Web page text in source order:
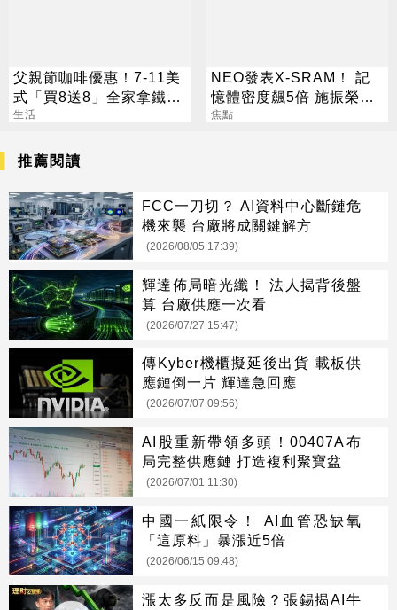
父親節咖啡優惠！7-11美
式「買8送8」全家拿鐵2
杯85元
生活
NEO發表X-SRAM！ 記
憶體密度飆5倍 施振榮：
半導體迎新革命
焦點
推薦閱讀
FCC一刀切？ AI資料中心斷鏈危
機來襲 台廠將成關鍵解方
(2026/08/05 17:39)
輝達佈局暗光纖！ 法人揭背後盤
算 台廠供應一次看
(2026/07/27 15:47)
傳Kyber機櫃擬延後出貨 載板供
應鏈倒一片 輝達急回應
(2026/07/07 09:56)
AI股重新帶領多頭！00407A布
局完整供應鏈 打造複利聚寶盆
(2026/07/01 11:30)
中國一紙限令！ AI血管恐缺氧
「這原料」暴漲近5倍
(2026/06/15 09:48)
漲太多反而是風險？張錫揭AI牛